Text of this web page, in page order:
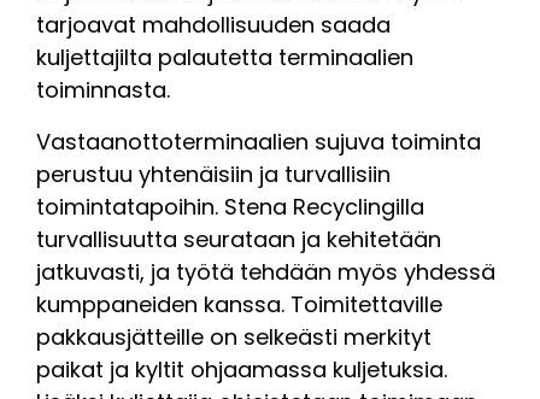
tarjoavat mahdollisuuden saada
kuljettajilta palautetta terminaalien
toiminnasta.
Vastaanottoterminaalien sujuva toiminta
perustuu yhtenäisiin ja turvallisiin
toimintatapoihin. Stena Recyclingilla
turvallisuutta seurataan ja kehitetään
jatkuvasti, ja työtä tehdään myös yhdessä
kumppaneiden kanssa. Toimitettaville
pakkausjätteille on selkeästi merkityt
paikat ja kyltit ohjaamassa kuljetuksia.